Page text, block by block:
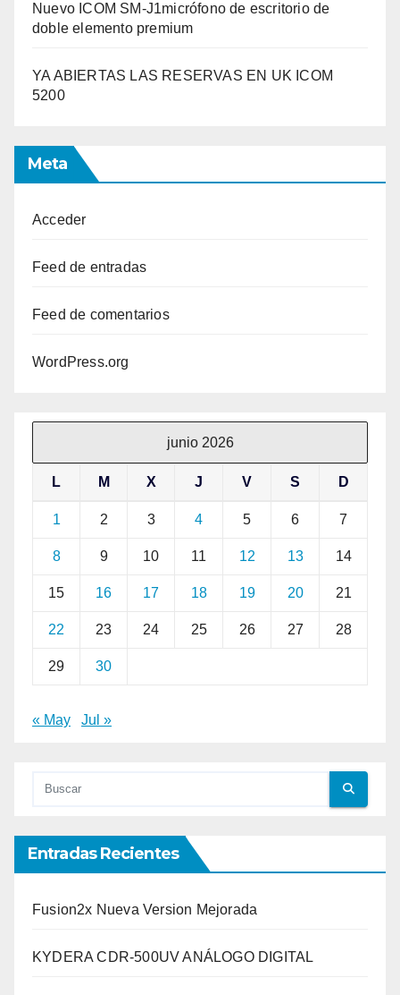
Nuevo ICOM SM-J1micrófono de escritorio de
doble elemento premium
YA ABIERTAS LAS RESERVAS EN UK ICOM
5200
Meta
Acceder
Feed de entradas
Feed de comentarios
WordPress.org
junio 2026
L M X J V S D
1 2 3 4 5 6 7
8 9 10 11 12 13 14
15 16 17 18 19 20 21
22 23 24 25 26 27 28
29 30
« May Jul »
Entradas Recientes
Fusion2x Nueva Version Mejorada
KYDERA CDR-500UV ANÁLOGO DIGITAL